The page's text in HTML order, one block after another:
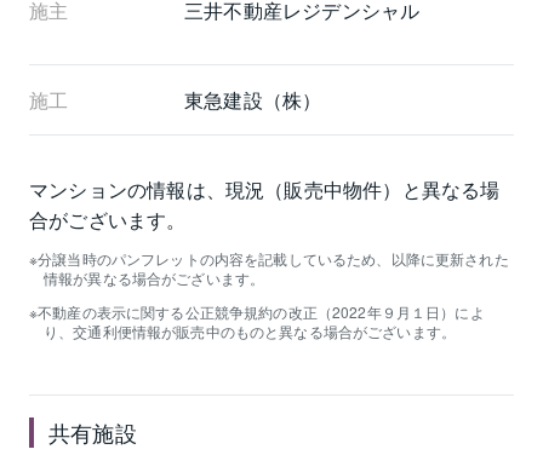
施主 三井不動産レジデンシャル
施工 東急建設（株）
マンションの情報は、現況（販売中物件）と異なる場
合がございます。
分譲当時のパンフレットの内容を記載しているため、以降に更新された
情報が異なる場合がございます。
不動産の表示に関する公正競争規約の改正（2022年９月１日）によ
り、交通利便情報が販売中のものと異なる場合がございます。
共有施設